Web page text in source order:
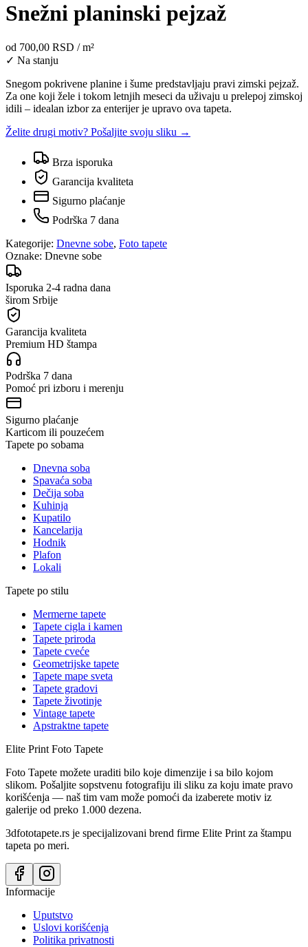
Snežni planinski pejzaž
od 700,00 RSD / m²
✓ Na stanju
Snegom pokrivene planine i šume predstavljaju pravi zimski pejzaž.
Za one koji žele i tokom letnjih meseci da uživaju u prelepoj zimskoj
idili – idealan izbor za enterijer je upravo ova tapeta.
Želite drugi motiv? Pošaljite svoju sliku →
Brza isporuka
Garancija kvaliteta
Sigurno plaćanje
Podrška 7 dana
Kategorije: Dnevne sobe, Foto tapete
Oznake: Dnevne sobe
Isporuka 2-4 radna dana
širom Srbije
Garancija kvaliteta
Premium HD štampa
Podrška 7 dana
Pomoć pri izboru i merenju
Sigurno plaćanje
Karticom ili pouzećem
Tapete po sobama
Dnevna soba
Spavaća soba
Dečija soba
Kuhinja
Kupatilo
Kancelarija
Hodnik
Plafon
Lokali
Tapete po stilu
Mermerne tapete
Tapete cigla i kamen
Tapete priroda
Tapete cveće
Geometrijske tapete
Tapete mape sveta
Tapete gradovi
Tapete životinje
Vintage tapete
Apstraktne tapete
Elite Print Foto Tapete
Foto Tapete možete uraditi bilo koje dimenzije i sa bilo kojom
slikom. Pošaljite sopstvenu fotografiju ili sliku za koju imate pravo
korišćenja — naš tim vam može pomoći da izaberete motiv iz
galerije od preko 1.000 dezena.
3dfototapete.rs je specijalizovani brend firme Elite Print za štampu
tapeta po meri.
Informacije
Uputstvo
Uslovi korišćenja
Politika privatnosti